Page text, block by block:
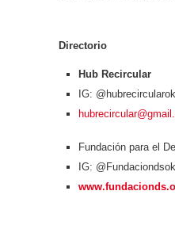
Directorio
Hub Recircular
IG: @hubrecircularok
Fundación para el
IG: @Fundaciondsok